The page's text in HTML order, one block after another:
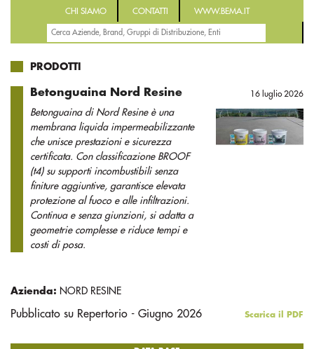
CHI SIAMO CONTATTI WWW.BEMA.IT
PRODOTTI
Betonguaina Nord Resine
Betonguaina di Nord Resine è una
membrana liquida impermeabilizzante
che unisce prestazioni e sicurezza
certificata. Con classificazione BROOF
(t4) su supporti incombustibili senza
finiture aggiuntive, garantisce elevata
protezione al fuoco e alle infiltrazioni.
Continua e senza giunzioni, si adatta a
geometrie complesse e riduce tempi e
costi di posa.
16 luglio 2026
Azienda: NORD RESINE
Pubblicato su Repertorio - Giugno 2026 Scarica il PDF